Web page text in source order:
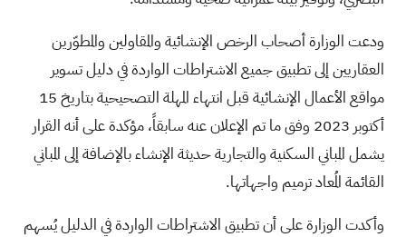
ودعت الوزارة أصحاب الرخص الإنشائية والمقاولين والمطوّرين
العقاريين إلى تطبيق جميع الاشتراطات الواردة في دليل تسوير
مواقع الأعمال الإنشائية قبل انتهاء المهلة التصحيحية بتاريخ 15
أكتوبر 2023 وفق ما تم الإعلان عنه سابقاً، مؤكدة على أنه القرار
يشمل المباني السكنية والتجارية حديثة الإنشاء بالإضافة إلى المباني
القائمة المُعاد ترميم واجهاتها.
وأكدت الوزارة على أن تطبيق الاشتراطات الواردة في الدليل يُسهم